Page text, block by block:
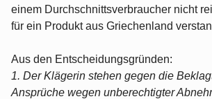
einem Durchschnittsverbraucher nicht
für ein Produkt aus Griechenland
Aus den Entscheidungsgründen:
1. Der Klägerin stehen gegen die
Ansprüche wegen unberechtigter